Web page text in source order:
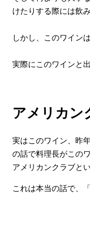
けたりする際には飲
しかし、このワイン
実際にこのワインと
アメリカン
実はこのワイン、昨
の話で料理長がこの
アメリカンクラブと
これは本当の話で、「